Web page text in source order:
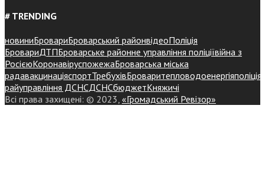
# TRENDING
новиниБровариБроварський районвідеоПоліція
БровариДТПБроварське районне управління поліціївійна з
РосієюКоронавіруспожежаБроварська міська
радавакцинаціяспортТребухівБроваритепловодоенергіяполіція
райуправління ДСНСДСНСбюджетКняжичі
Всі права захищені: © 2023, «Громадський Ревізор»